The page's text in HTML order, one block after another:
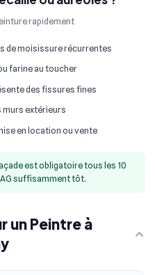
rapidement
de moisissure récurrentes
farine au toucher
des fissures fines
murs extérieurs
en location ou vente
est obligatoire tous les 10
AG suffisamment tôt.
un Peintre à